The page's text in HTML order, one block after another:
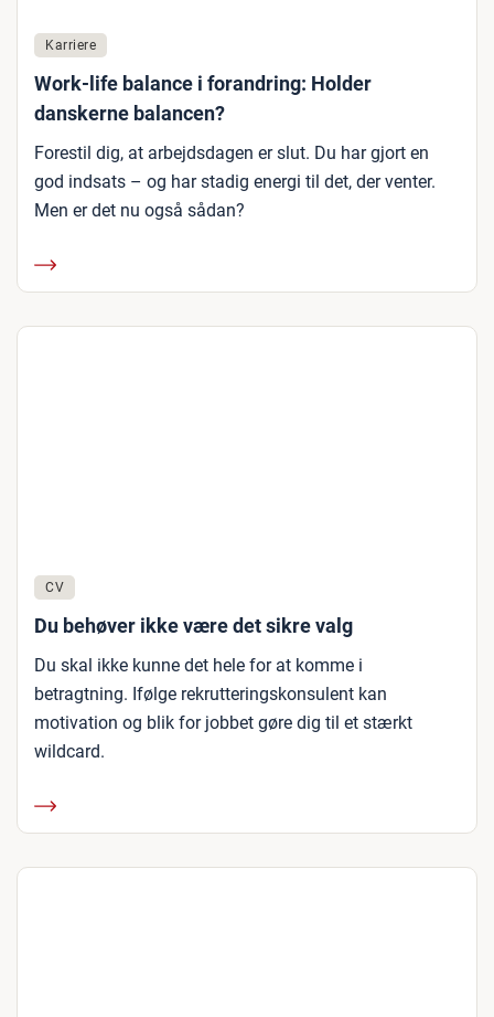
Karriere
Work-life balance i forandring: Holder
danskerne balancen?
Forestil dig, at arbejdsdagen er slut. Du har gjort en
god indsats – og har stadig energi til det, der venter.
Men er det nu også sådan?
CV
Du behøver ikke være det sikre valg
Du skal ikke kunne det hele for at komme i
betragtning. Ifølge rekrutteringskonsulent kan
motivation og blik for jobbet gøre dig til et stærkt
wildcard.